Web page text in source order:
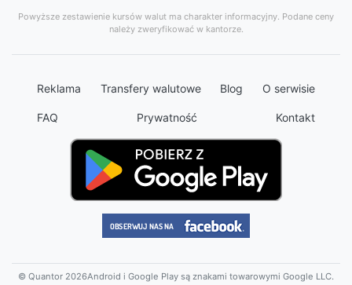
Powyższe zestawienie kursów walut ma charakter informacyjny. Podane ceny
należy zweryfikować w kantorze.
Reklama Transfery walutowe Blog O serwisie
FAQ Prywatność Kontakt
© Quantor 2026Android i Google Play są znakami towarowymi Google LLC.